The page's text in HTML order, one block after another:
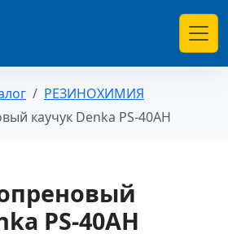
категорий
РЕЗИНОХИМИЯ
каучук Denka PS-40AH
PS-40AH